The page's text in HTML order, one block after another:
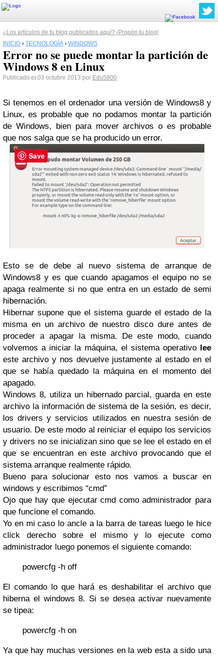
¿Los artículos de tu blog publicados aquí? ¡Propón tu blog!
INICIO › TECNOLOGÍA › WINDOWS
Error no se puede montar la partición de
Windows 8 en Linux
Publicado el 03 octubre 2013 por Edu5800
Si tenemos en el ordenador una versión de Windows8 y
Linux, es probable que no podamos montar la partición
de Windows, bien para mover archivos o es probable
que nos salga que se ha producido un error.
Esto se de debe al nuevo sistema de arranque de
Windows8 y es que cuando apagamos el equipo no se
apaga realmente si no que entra en un estado de semi
hibernación.
Hibernar supone que el sistema guarde el estado de la
misma en un archivo de nuestro disco dure antes de
proceder a apagar la misma. De este modo, cuando
volvemos a iniciar la máquina, el sistema operativo lee
este archivo y nos devuelve justamente al estado en el
que se había quedado la máquina en el momento del
apagado.
Windows 8, utiliza un hibernado parcial, guarda en este
archivo la información de sistema de la sesión, es decir,
los drivers y servicios utilizados en nuestra sesión de
usuario. De este modo al reiniciar el equipo los servicios
y drivers no se inicializan sino que se lee el estado en el
que se encuentran en este archivo provocando que el
sistema arranque realmente rápido.
Bueno para solucionar esto nos vamos a buscar en
windows y escribimos “cmd”
Ojo que hay que ejecutar cmd como administrador para
que funcione el comando.
Yo en mi caso lo ancle a la barra de tareas luego le hice
click derecho sobre el mismo y lo ejecute como
administrador luego ponemos el siguiente comando:
powercfg -h off
El comando lo que hará es deshabilitar el archivo que
hiberna el windows 8. Si se desea activar nuevamente
se tipea:
powercfg -h on
Ya que hay muchas versiones en la web esta a sido una
Save